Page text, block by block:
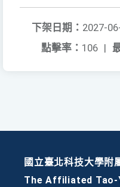
下架日期： 2027-
點擊率： 106 |
國立臺北科技大學附
The Affiliated